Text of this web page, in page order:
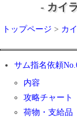
- カイ
トップページ > カ
サム指名依頼
内容
攻略チャート
荷物・支給品